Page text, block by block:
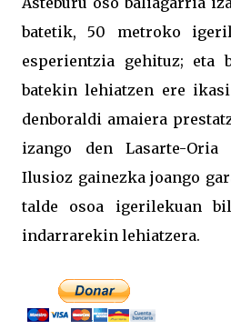
batetik, 50 metroko
esperientzia gehituz; eta
batekin lehiatzen ere
denboraldi amaiera
izango den Lasarte-Oria
Ilusioz gainezka joango
talde osoa igerilekuan
indarrarekin lehiatzera.